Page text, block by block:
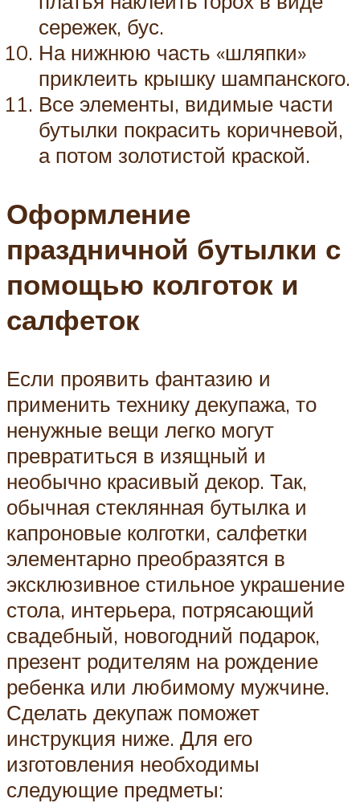
сережек, бус.
На нижнюю часть «шляпки»
приклеить крышку шампанского.
Все элементы, видимые части
бутылки покрасить коричневой,
а потом золотистой краской.
Оформление
праздничной бутылки с
помощью колготок и
салфеток
Если проявить фантазию и
применить технику декупажа, то
ненужные вещи легко могут
превратиться в изящный и
необычно красивый декор. Так,
обычная стеклянная бутылка и
капроновые колготки, салфетки
элементарно преобразятся в
эксклюзивное стильное украшение
стола, интерьера, потрясающий
свадебный, новогодний подарок,
презент родителям на рождение
ребенка или любимому мужчине.
Сделать декупаж поможет
инструкция ниже. Для его
изготовления необходимы
следующие предметы: